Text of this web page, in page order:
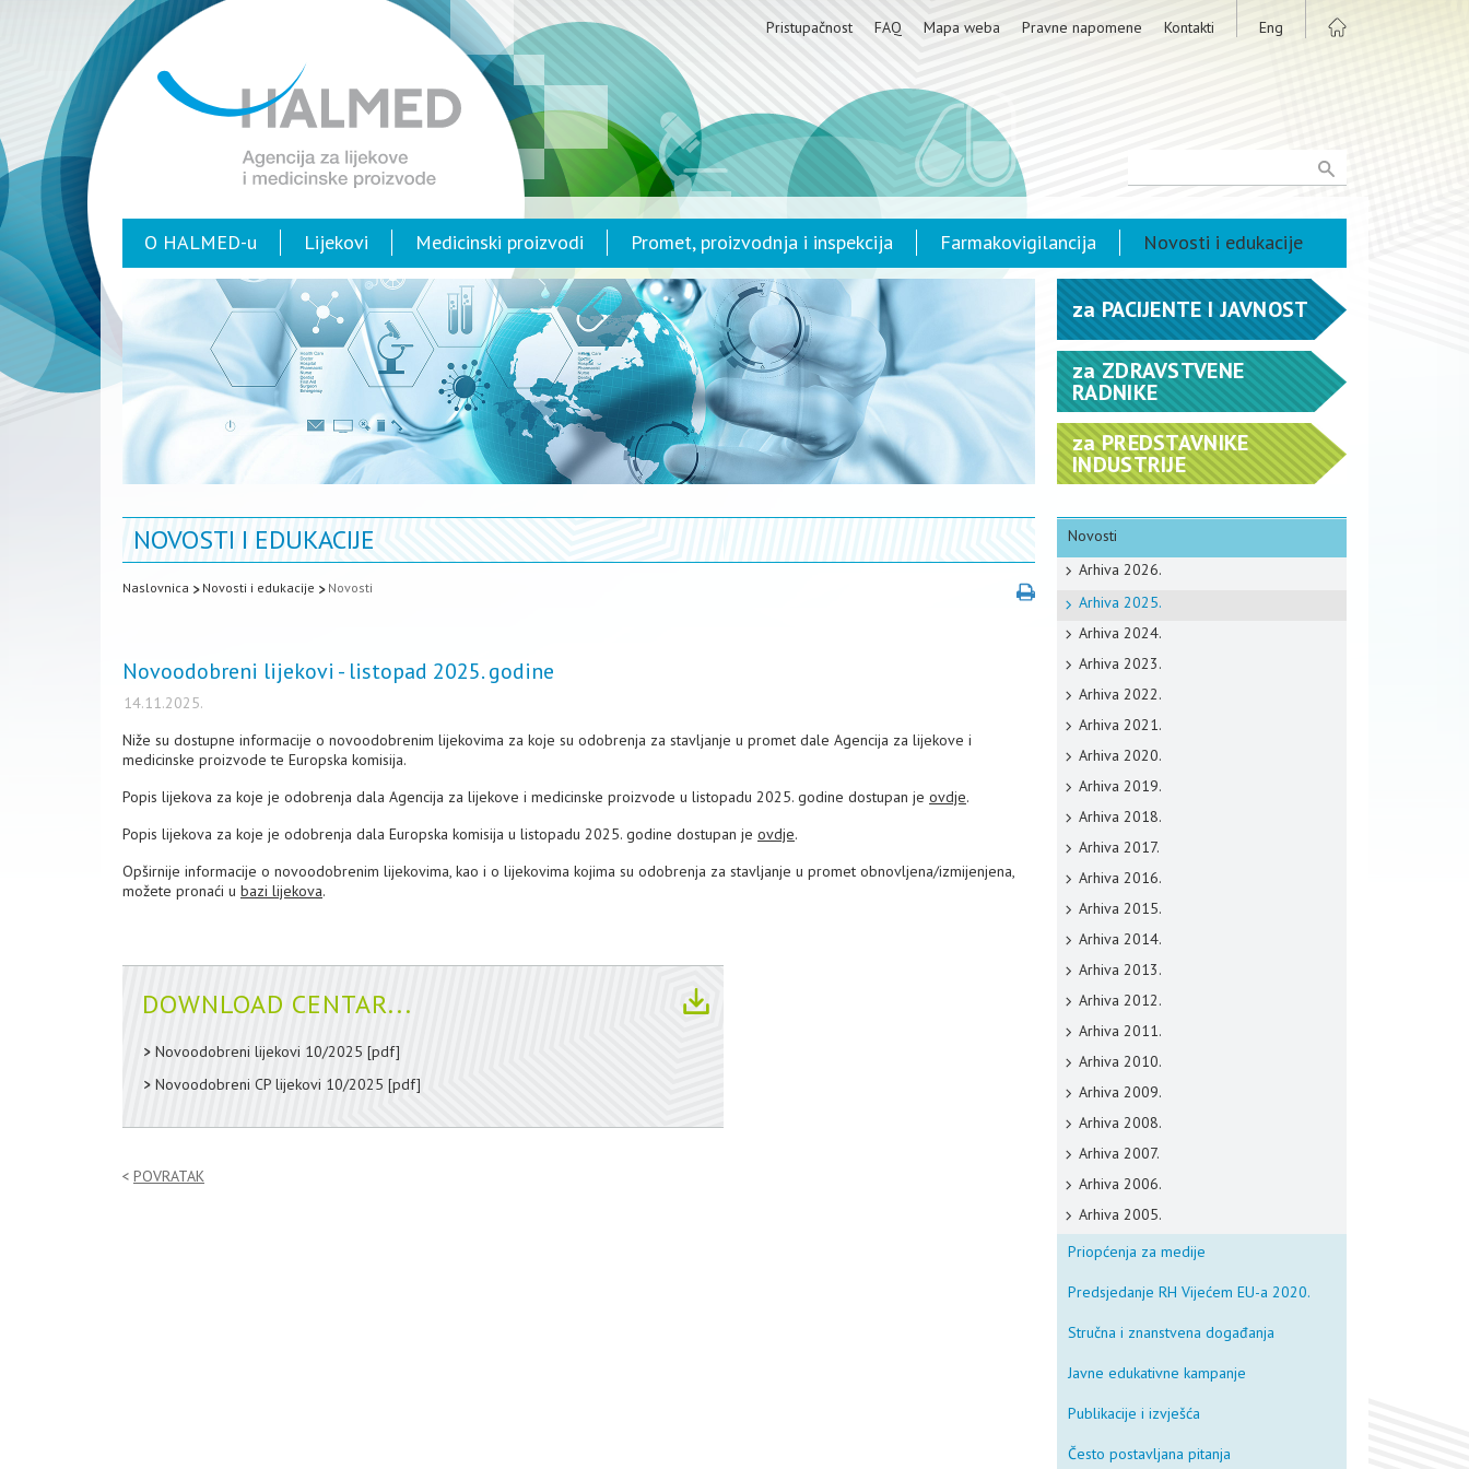
Pristupačnost FAQ Mapa weba Pravne napomene Kontakti Eng
O HALMED-u Lijekovi Medicinski proizvodi Promet, proizvodnja i inspekcija Farmakovigilancija Novosti i edukacije
NOVOSTI I EDUKACIJE
Naslovnica Novosti i edukacije Novosti
Novoodobreni lijekovi - listopad 2025. godine
14.11.2025.
Niže su dostupne informacije o novoodobrenim lijekovima za koje su odobrenja za stavljanje u promet dale Agencija za lijekove i
medicinske proizvode te Europska komisija.
Popis lijekova za koje je odobrenja dala Agencija za lijekove i medicinske proizvode u listopadu 2025. godine dostupan je ovdje.
Popis lijekova za koje je odobrenja dala Europska komisija u listopadu 2025. godine dostupan je ovdje.
Opširnije informacije o novoodobrenim lijekovima, kao i o lijekovima kojima su odobrenja za stavljanje u promet obnovljena/izmijenjena,
možete pronaći u bazi lijekova.
DOWNLOAD CENTAR...
Novoodobreni lijekovi 10/2025 [pdf]
Novoodobreni CP lijekovi 10/2025 [pdf]
POVRATAK
za PACIJENTE I JAVNOST
za ZDRAVSTVENE
RADNIKE
zaPREDSTAVNIKE
INDUSTRIJE
Novosti
Arhiva 2026.
Arhiva 2025.
Arhiva 2024.
Arhiva 2023.
Arhiva 2022.
Arhiva 2021.
Arhiva 2020.
Arhiva 2019.
Arhiva 2018.
Arhiva 2017.
Arhiva 2016.
Arhiva 2015.
Arhiva 2014.
Arhiva 2013.
Arhiva 2012.
Arhiva 2011.
Arhiva 2010.
Arhiva 2009.
Arhiva 2008.
Arhiva 2007.
Arhiva 2006.
Arhiva 2005.
Priopćenja za medije
Predsjedanje RH Vijećem EU-a 2020.
Stručna i znanstvena događanja
Javne edukativne kampanje
Publikacije i izvješća
Često postavljana pitanja